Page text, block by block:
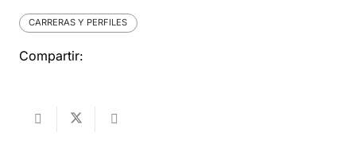
CARRERAS Y PERFILES
Compartir: